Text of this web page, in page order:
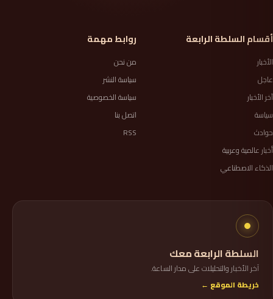
أقسام السلطة الرابعة
الأخبار
عاجل
آخر الأخبار
سياسة
حوادث
أخبار عالمية وعربية
الذكاء الاصطناعي
روابط مهمة
من نحن
سياسة النشر
سياسة الخصوصية
اتصل بنا
RSS
السلطة الرابعة معك
آخر الأخبار والتحليلات على مدار الساعة.
خريطة الموقع ←